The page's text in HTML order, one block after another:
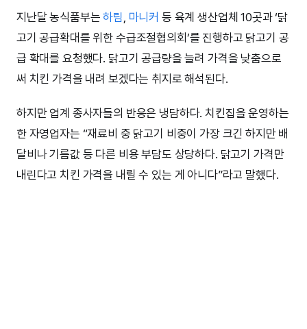
지난달 농식품부는하림 마니커 등 육계 생산업체 10곳과 ‘닭
고기 공급확대를 위한 수급조절협의회’를 진행하고 닭고기 공
급 확대를 요청했다. 닭고기 공급량을 늘려 가격을 낮춤으로
써 치킨 가격을 내려 보겠다는 취지로 해석된다.
하지만 업계 종사자들의 반응은 냉담하다. 치킨집을 운영하는
한 자영업자는 “재료비 중 닭고기 비중이 가장 크긴 하지만 배
달비나 기름값 등 다른 비용 부담도 상당하다. 닭고기 가격만
내린다고 치킨 가격을 내릴 수 있는 게 아니다”라고 말했다.